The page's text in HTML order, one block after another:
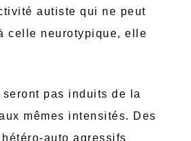
autiste qui ne peut
celle neurotypique, elle
seront pas induits de la
mêmes intensités. Des
auto agressifs